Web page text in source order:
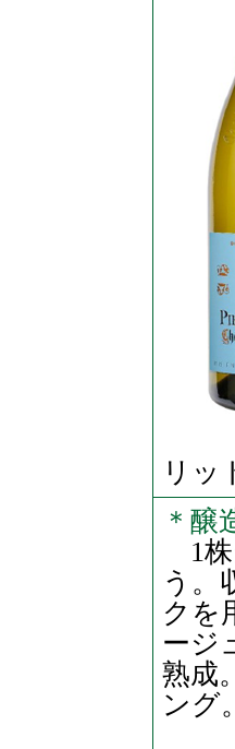
リッ
＊醸
1株
う。
クを
ージ
熟成
ング。